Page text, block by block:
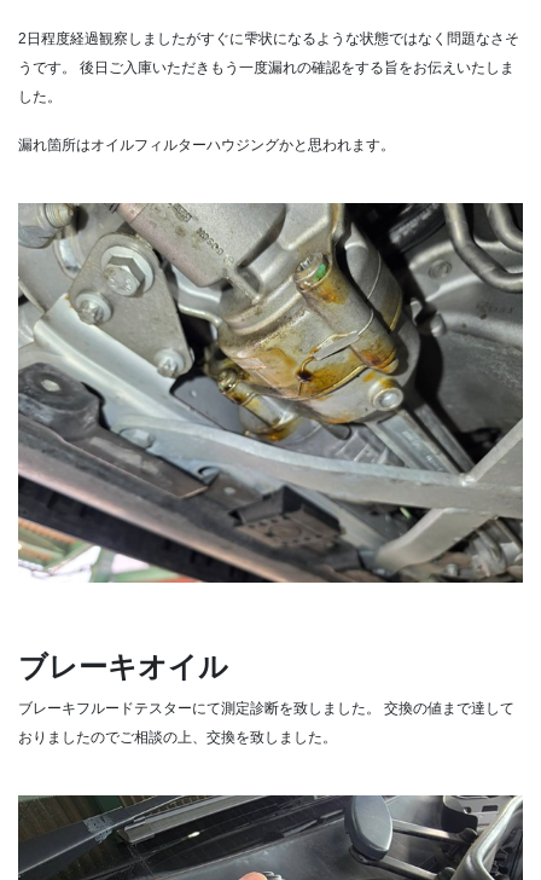
2日程度経過観察しましたがすぐに雫状になるような状態ではなく問題なさそ
うです。
後日ご入庫いただきもう一度漏れの確認をする旨をお伝えいたしま
した。
漏れ箇所はオイルフィルターハウジングかと思われます。
ブレーキオイル
ブレーキフルードテスターにて測定診断を致しました。
交換の値まで達して
おりましたのでご相談の上、交換を致しました。